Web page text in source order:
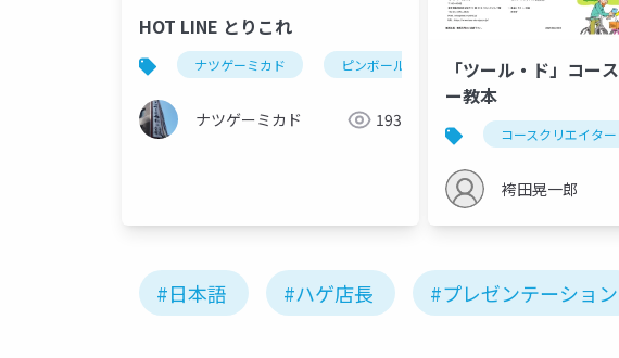
HOT LINE とりこれ
ナツゲーミカド ピンボール hot line(ピンボール)
ナツゲーミカド 193
「ツール・ド」コー
ー教本
コースクリエイター
袴田晃一郎
#日本語 #ハゲ店長 #プレゼンテーション